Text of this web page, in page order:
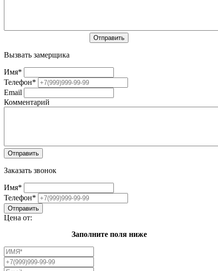
Вызвать замерщика
Имя*
Телефон*
Email
Комментарий
Заказать звонок
Имя*
Телефон*
Цена от:
Заполните поля ниже